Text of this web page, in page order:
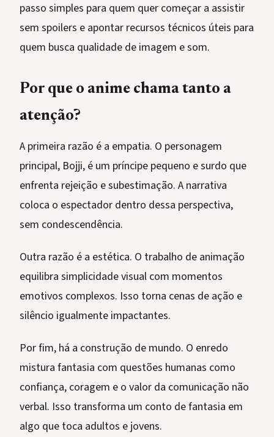
passo simples para quem quer começar a assistir
sem spoilers e apontar recursos técnicos úteis para
quem busca qualidade de imagem e som.
Por que o anime chama tanto a
atenção?
A primeira razão é a empatia. O personagem
principal, Bojji, é um príncipe pequeno e surdo que
enfrenta rejeição e subestimação. A narrativa
coloca o espectador dentro dessa perspectiva,
sem condescendência.
Outra razão é a estética. O trabalho de animação
equilibra simplicidade visual com momentos
emotivos complexos. Isso torna cenas de ação e
silêncio igualmente impactantes.
Por fim, há a construção de mundo. O enredo
mistura fantasia com questões humanas como
confiança, coragem e o valor da comunicação não
verbal. Isso transforma um conto de fantasia em
algo que toca adultos e jovens.